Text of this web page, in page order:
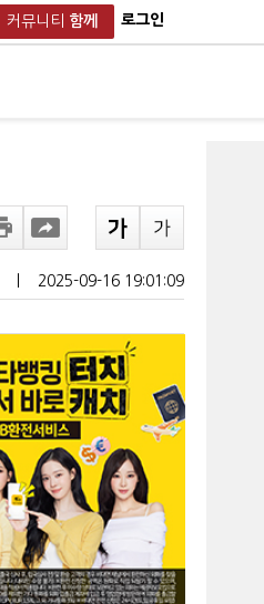
커뮤니티 함께 로그인
2025-09-16 19:01:09